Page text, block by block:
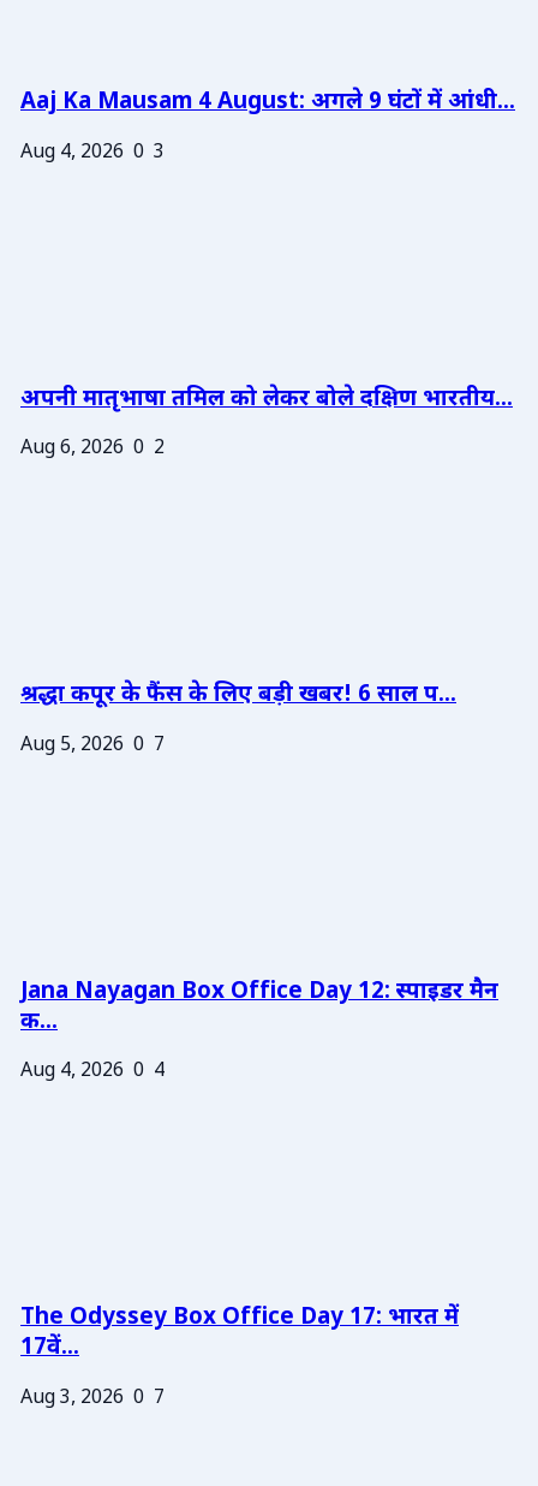
Aaj Ka Mausam 4 August: अगले 9 घंटों में आंधी...
Aug 4, 2026 0 3
अपनी मातृभाषा तमिल को लेकर बोले दक्षिण भारतीय...
Aug 6, 2026 0 2
श्रद्धा कपूर के फैंस के लिए बड़ी खबर! 6 साल प...
Aug 5, 2026 0 7
Jana Nayagan Box Office Day 12: स्पाइडर मैन
क...
Aug 4, 2026 0 4
The Odyssey Box Office Day 17: भारत में
17वें...
Aug 3, 2026 0 7